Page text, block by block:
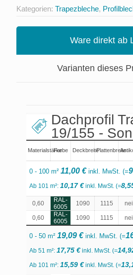
Kategorien: Trapezbleche,
Ware direkt ab
Varianten dieses
Dachprofil
19/155 -
Materialstärke
Farbe DeckbreitePlattenbreite
0 - 100 m² 11,00 €inkl. MwSt. (=
Ab 101 m²: 10,17 €inkl. MwSt. (=
0,60
RAL-
6005
1090 1115
0,60
RAL-
6005
1090 1115
0 - 50 m² 19,09 €inkl. MwSt. (=
Ab 51 m²: 17,75 €inkl. MwSt. (=
Ab 101 m²: 15,59 €inkl. MwSt. (=